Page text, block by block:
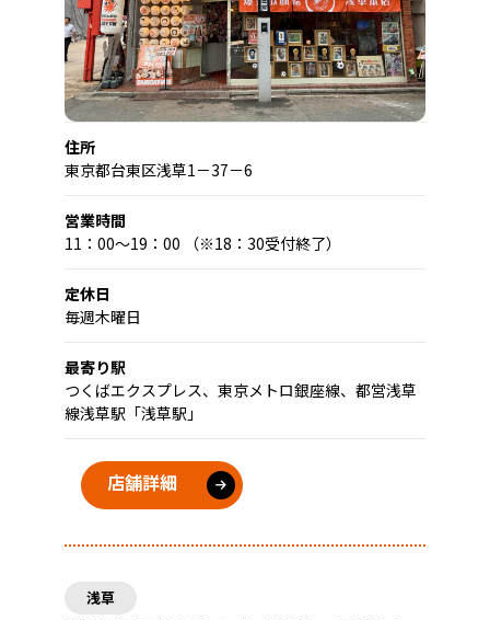
住所
東京都台東区浅草1－37－6
営業時間
11：00～19：00 （※18：30受付終了）
定休日
毎週木曜日
最寄り駅
つくばエクスプレス、東京メトロ銀座線、都営浅草
線浅草駅「浅草駅」
店舗詳細
浅草